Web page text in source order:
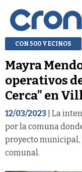
CON 500 VECINOS
Mayra
operativos
Cerca” en
12/03/2023 | La
por la comuna
proyecto
comunal.